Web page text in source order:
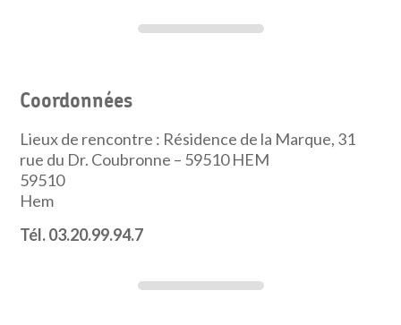
Coordonnées
Lieux de rencontre : Résidence de la Marque, 31
rue du Dr. Coubronne – 59510 HEM
59510
Hem
Tél. 03.20.99.94.7